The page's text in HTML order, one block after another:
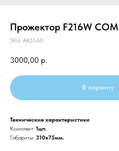
Прожектор F216W
SKU: AKS560
3000,00 р.
В корзину
Технические характеристики
Комплект: 1шт.
Габариты: 310x75мм.